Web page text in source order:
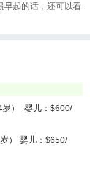
早起的话，还可以看
） 婴儿： $600/
） 婴儿： $650/